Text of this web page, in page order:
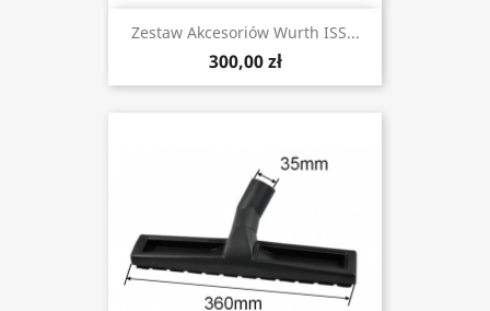
Zestaw Akcesoriów Wurth ISS...
300,00 zł